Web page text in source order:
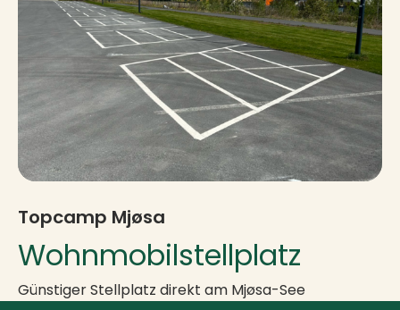
Topcamp Mjøsa
Wohnmobilstellplatz
Günstiger Stellplatz direkt am Mjøsa-See